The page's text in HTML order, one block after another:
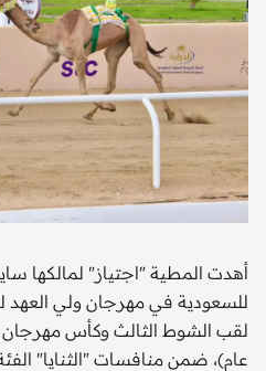
أهدت المطية "اجتياز" لمالكها
لقب الشوط الثالث وكأس مهرجان
عام)، ضمن منافسات "الثنايا"